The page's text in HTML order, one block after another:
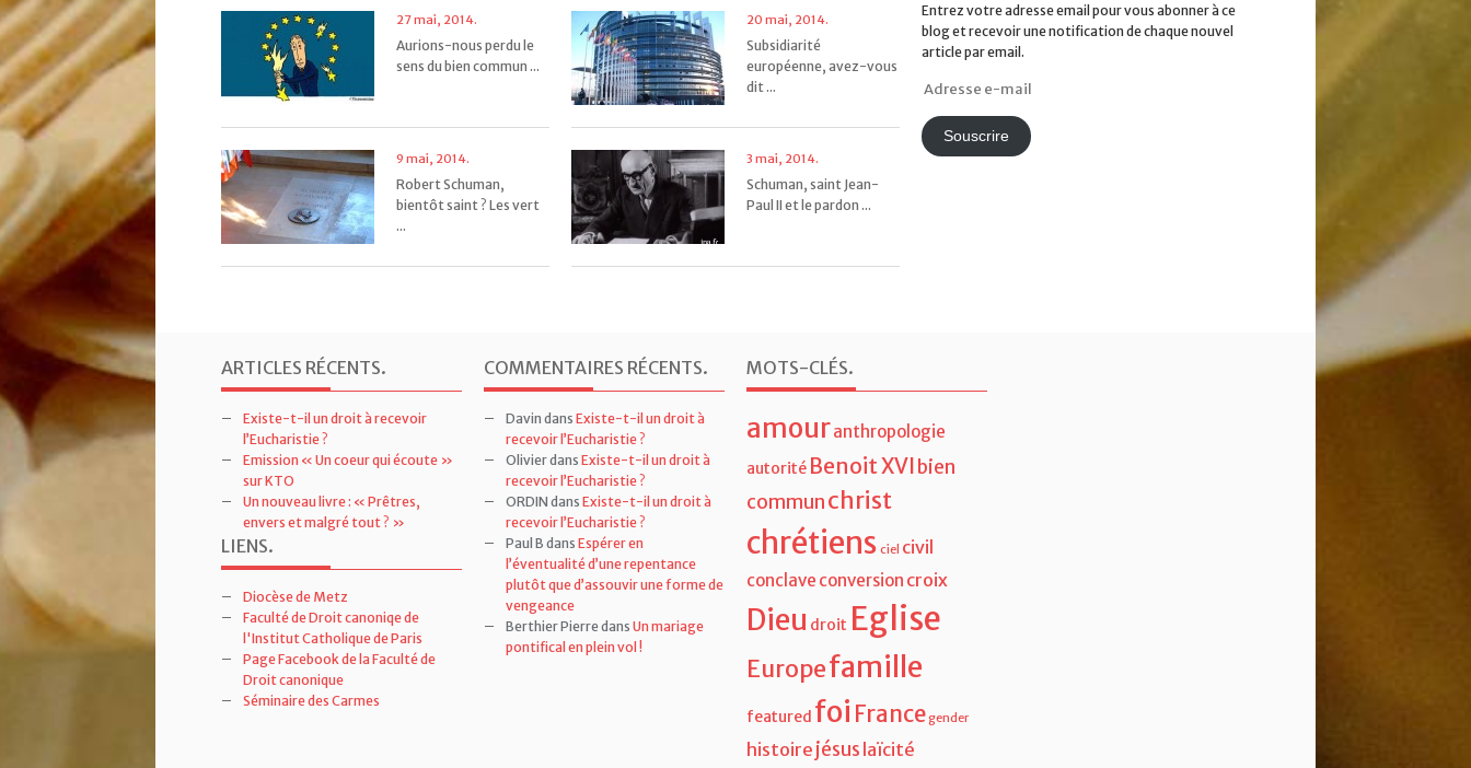
27 mai, 2014.
Aurions-nous perdu le
sens du bien commun ...
20 mai, 2014.
Subsidiarité
européenne, avez-vous
dit ...
9 mai, 2014.
Robert Schuman,
bientôt saint ? Les vert
...
3 mai, 2014.
Schuman, saint Jean-
Paul II et le pardon ...
Entrez votre adresse email pour vous abonner à ce
blog et recevoir une notification de chaque nouvel
article par email.
Adresse
mailSouscrire
ARTICLES RÉCENTS.
Existe-t-il un droit à recevoir
l’Eucharistie ?
Emission « Un coeur qui écoute »
sur KTO
Un nouveau livre : « Prêtres,
envers et malgré tout ? »
LIENS.
Diocèse de Metz
Faculté de Droit canoniqe de
l'Institut Catholique de Paris
Page Facebook de la Faculté de
Droit canonique
Séminaire des Carmes
COMMENTAIRES RÉCENTS.
Davin dans Existe-t-il un droit à
recevoir l’Eucharistie ?
Olivierdans Existe-t-il un droit à
recevoir l’Eucharistie ?
ORDIN dans Existe-t-il un droit à
recevoir l’Eucharistie ?
Paul B dans Espérer en
l’éventualité d’une repentance
plutôt que d’assouvir une forme de
vengeance
Berthier Pierredans Un mariage
pontifical en plein vol !
MOTS-CLÉS.
amouranthropologie
autorité Benoit XVIbien
communchrist
chrétiens ciel civil
conclave conversion croix
Dieu droit Eglise
Europefamille
featured foi Francegender
histoire jésus laïcité